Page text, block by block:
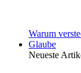
Warum
Glaube
Neueste